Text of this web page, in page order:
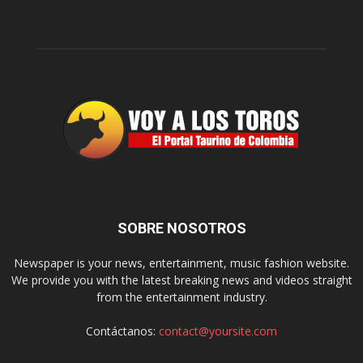
SOBRE NOSOTROS
Newspaper is your news, entertainment, music fashion website.
We provide you with the latest breaking news and videos straight
from the entertainment industry.
Contáctanos: contact@yoursite.com